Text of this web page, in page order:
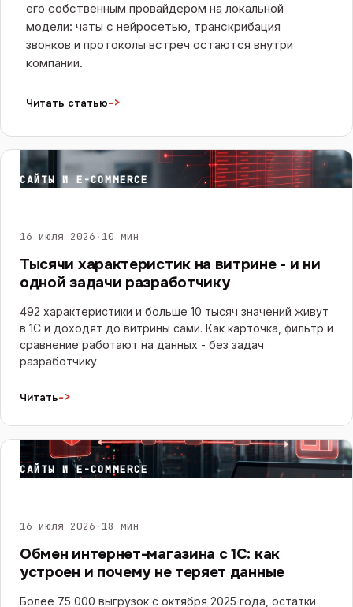
его собственным провайдером на локальной
модели: чаты с нейросетью, транскрибация
звонков и протоколы встреч остаются внутри
компании.
Читать статью->
САЙТЫ И E-COMMERCE
16 июля 2026 · 10 мин
Тысячи характеристик на витрине - и ни
одной задачи разработчику
492 характеристики и больше 10 тысяч значений живут
в 1С и доходят до витрины сами. Как карточка, фильтр и
сравнение работают на данных - без задач
разработчику.
Читать->
САЙТЫ И E-COMMERCE
16 июля 2026 · 18 мин
Обмен интернет-магазина с 1С: как
устроен и почему не теряет данные
Более 75 000 выгрузок с октября 2025 года, остатки